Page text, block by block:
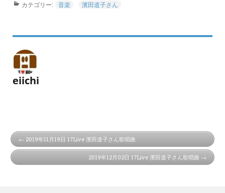
カテゴリー: 音楽 濱田道子さん
eiichi
2019年11月19日 17Live 濱田道子さん歌唱曲
2019年12月02日 17Live 濱田道子さん歌唱曲